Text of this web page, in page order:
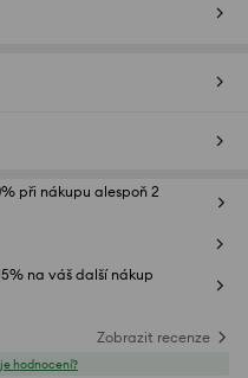
při nákupu alespoň 2
na váš další nákup
Zobrazit recenze
hodnocení?